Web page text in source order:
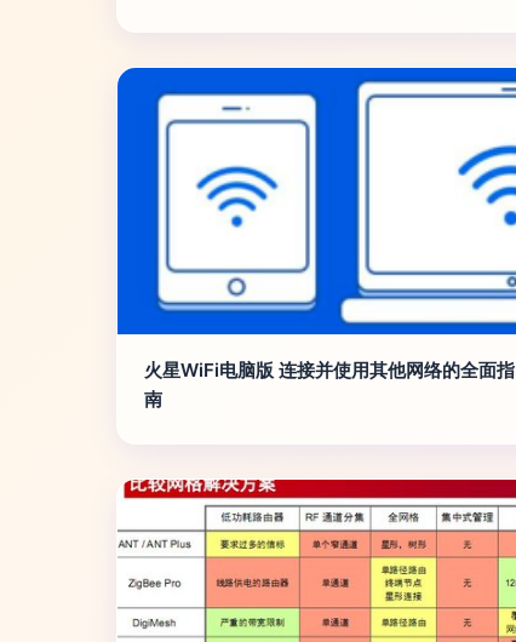
火星WiFi电脑版 连接并使用其他网络的全面指
南